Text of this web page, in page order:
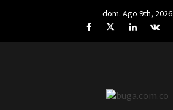
dom. Ago 9th, 2026
FacebookTwitterLinkedIn
VK